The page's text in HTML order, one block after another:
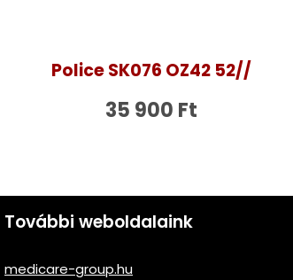
Police SK076 OZ42 52//
35 900 Ft
További weboldalaink
medicare-group.hu